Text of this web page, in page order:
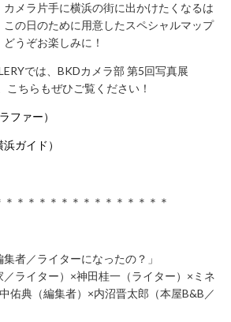
メラ片手に横浜の街に出かけたくなるは
の日のために用意したスペシャルマップ
うぞお楽しみに！
では、BKDカメラ部 第5回写真展
こちらもぜひご覧ください！
ファー）
ガイド）
＊＊＊＊＊＊＊＊＊＊＊＊＊＊
集者／ライターになったの？」
ライター）×神田桂一（ライター）× ミネ
佑典（編集者）×内沼晋太郎（本屋B&B／